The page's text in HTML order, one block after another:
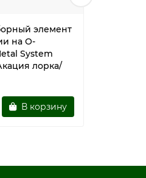
элемент
на О-
System
лорка/
В корзину